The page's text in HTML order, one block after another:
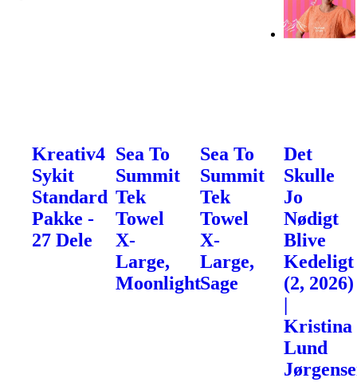
Kreativ4
Sykit
Standard
Pakke -
27 Dele
Sea To
Summit
Tek
Towel
X-
Large,
Moonlight
Sea To
Summit
Tek
Towel
X-
Large,
Sage
Det
Skulle
Jo
Nødigt
Blive
Kedeligt
(2, 2026)
|
Kristina
Lund